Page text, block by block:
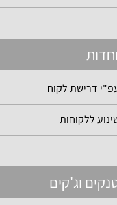
דרישת לקוח
ללקוחות
וג'קים